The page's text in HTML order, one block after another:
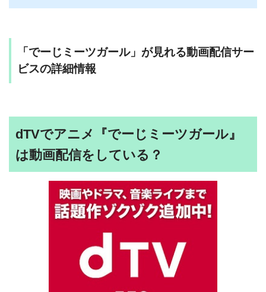
「でーじミーツガール」が見れる動画配信サー
ビスの詳細情報
dTVでアニメ『でーじミーツガール』
は動画配信をしている？